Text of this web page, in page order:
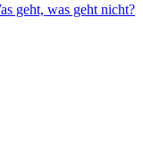
geht, was geht nicht?